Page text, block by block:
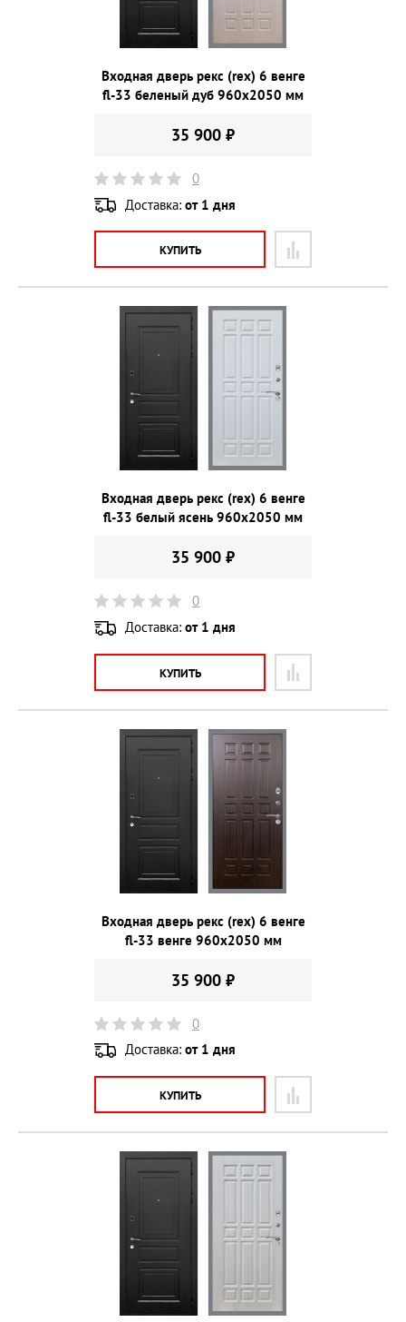
Входная дверь рекс (rex) 6 венге
fl-33 беленый дуб 960х2050 мм
35 900 ₽
0
Доставка: от 1 дня
КУПИТЬ
Входная дверь рекс (rex) 6 венге
fl-33 белый ясень 960х2050 мм
35 900 ₽
0
Доставка: от 1 дня
КУПИТЬ
Входная дверь рекс (rex) 6 венге
fl-33 венге 960х2050 мм
35 900 ₽
0
Доставка: от 1 дня
КУПИТЬ